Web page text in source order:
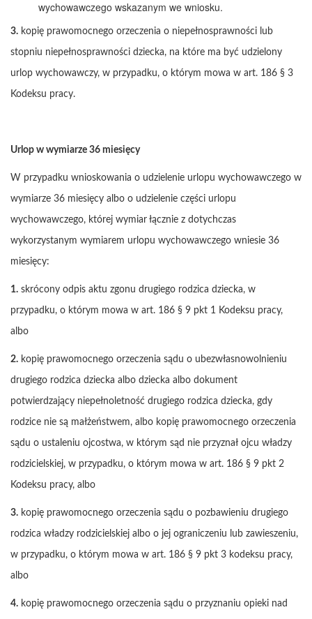
wychowawczego wskazanym we wniosku.
3. kopię prawomocnego orzeczenia o niepełnosprawności lub
stopniu niepełnosprawności dziecka, na które ma być udzielony
urlop wychowawczy, w przypadku, o którym mowa w art. 186 § 3
Kodeksu pracy.
Urlop w wymiarze 36 miesięcy
W przypadku wnioskowania o udzielenie urlopu wychowawczego w
wymiarze 36 miesięcy albo o udzielenie części urlopu
wychowawczego, której wymiar łącznie z dotychczas
wykorzystanym wymiarem urlopu wychowawczego wniesie 36
miesięcy:
1. skrócony odpis aktu zgonu drugiego rodzica dziecka, w
przypadku, o którym mowa w art. 186 § 9 pkt 1 Kodeksu pracy,
albo
2. kopię prawomocnego orzeczenia sądu o ubezwłasnowolnieniu
drugiego rodzica dziecka albo dziecka albo dokument
potwierdzający niepełnoletność drugiego rodzica dziecka, gdy
rodzice nie są małżeństwem, albo kopię prawomocnego orzeczenia
sądu o ustaleniu ojcostwa, w którym sąd nie przyznał ojcu władzy
rodzicielskiej, w przypadku, o którym mowa w art. 186 § 9 pkt 2
Kodeksu pracy, albo
3. kopię prawomocnego orzeczenia sądu o pozbawieniu drugiego
rodzica władzy rodzicielskiej albo o jej ograniczeniu lub zawieszeniu,
w przypadku, o którym mowa w art. 186 § 9 pkt 3 kodeksu pracy,
albo
4. kopię prawomocnego orzeczenia sądu o przyznaniu opieki nad